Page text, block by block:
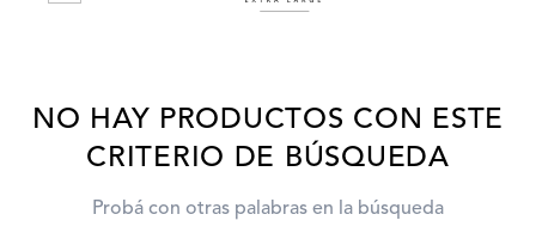
NO HAY PRODUCTOS CON ESTE
CRITERIO DE BÚSQUEDA
Probá con otras palabras en la búsqueda